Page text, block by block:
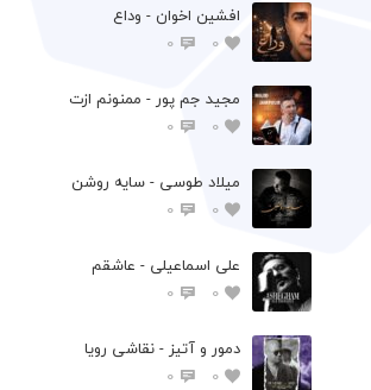
افشين اخوان - وداع
0
0
مجید جم پور - ممنونم ازت
0
0
میلاد طوسی - سایه روشن
0
0
علی اسماعیلی - عاشقم
0
0
دمور و آتیز - نقاشی رویا
0
0